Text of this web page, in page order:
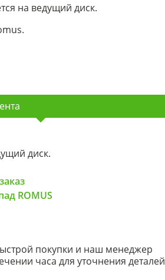
на ведущий диск.
диск.
ROMUS
покупки и наш менеджер
часа для уточнения деталей